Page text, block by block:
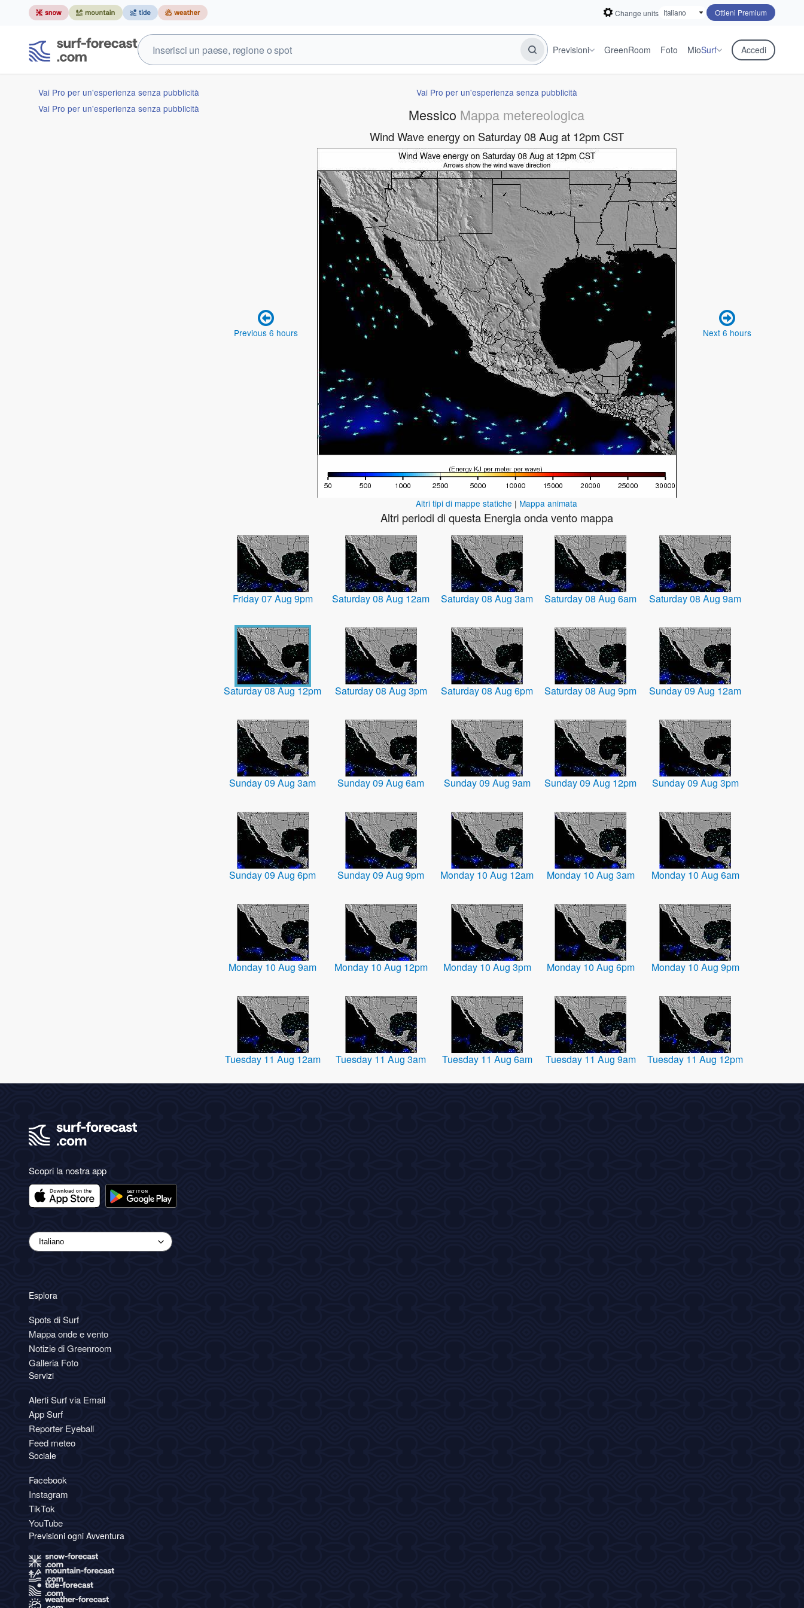
Change units Ottieni Premium
Previsioni GreenRoom Foto MioSurf Accedi
Vai Pro per un'esperienza senza pubblicità
Vai Pro per un'esperienza senza pubblicità
Vai Pro per un'esperienza senza pubblicità
Messico Mappa metereologica
Wind Wave energy on Saturday 08 Aug at 12pm CST
Previous 6 hours Next 6 hours
Altri tipi di mappe statiche | Mappa animata
Altri periodi di questa Energia onda vento mappa
Friday 07 Aug 9pm Saturday 08 Aug 12am Saturday 08 Aug 3am Saturday 08 Aug 6am Saturday 08 Aug 9am
Saturday 08 Aug 12pm Saturday 08 Aug 3pm Saturday 08 Aug 6pm Saturday 08 Aug 9pm Sunday 09 Aug 12am
Sunday 09 Aug 3am Sunday 09 Aug 6am Sunday 09 Aug 9am Sunday 09 Aug 12pm Sunday 09 Aug 3pm
Sunday 09 Aug 6pm Sunday 09 Aug 9pm Monday 10 Aug 12am Monday 10 Aug 3am Monday 10 Aug 6am
Monday 10 Aug 9am Monday 10 Aug 12pm Monday 10 Aug 3pm Monday 10 Aug 6pm Monday 10 Aug 9pm
Tuesday 11 Aug 12am Tuesday 11 Aug 3am Tuesday 11 Aug 6am Tuesday 11 Aug 9am Tuesday 11 Aug 12pm
Scopri la nostra app
Esplora
Spots di Surf
Mappa onde e vento
Notizie di Greenroom
Galleria Foto
Servizi
Alerti Surf via Email
App Surf
Reporter Eyeball
Feed meteo
Sociale
Facebook
Instagram
TikTok
YouTube
Previsioni ogni Avventura